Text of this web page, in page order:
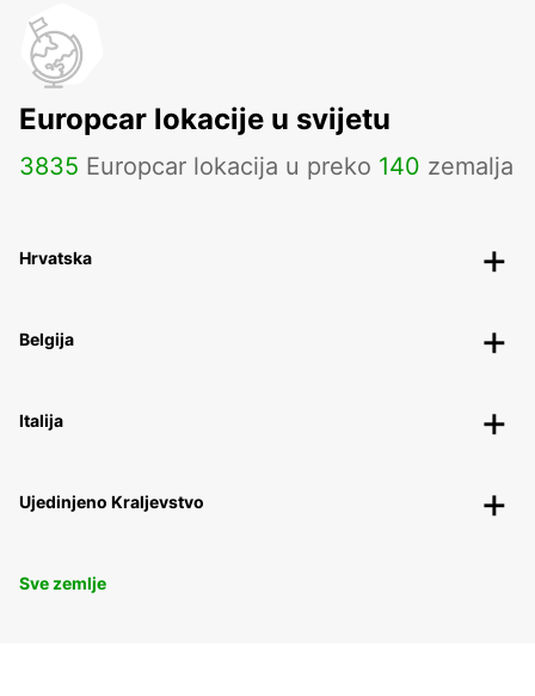
Europcar lokacije u svijetu
3835 Europcar lokacija u preko 140 zemalja
Hrvatska
Belgija
Italija
Ujedinjeno Kraljevstvo
Sve zemlje